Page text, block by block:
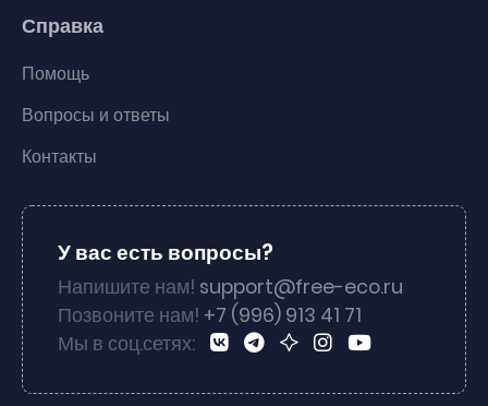
Справка
Помощь
Вопросы и ответы
Контакты
У вас есть вопросы?
Напишите нам! support@free-eco.ru
Позвоните нам! +7 (996) 913 41 71
Мы в соц.сетях: